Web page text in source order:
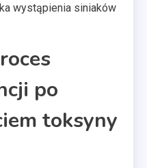
wystąpienia siniaków
po
toksyny